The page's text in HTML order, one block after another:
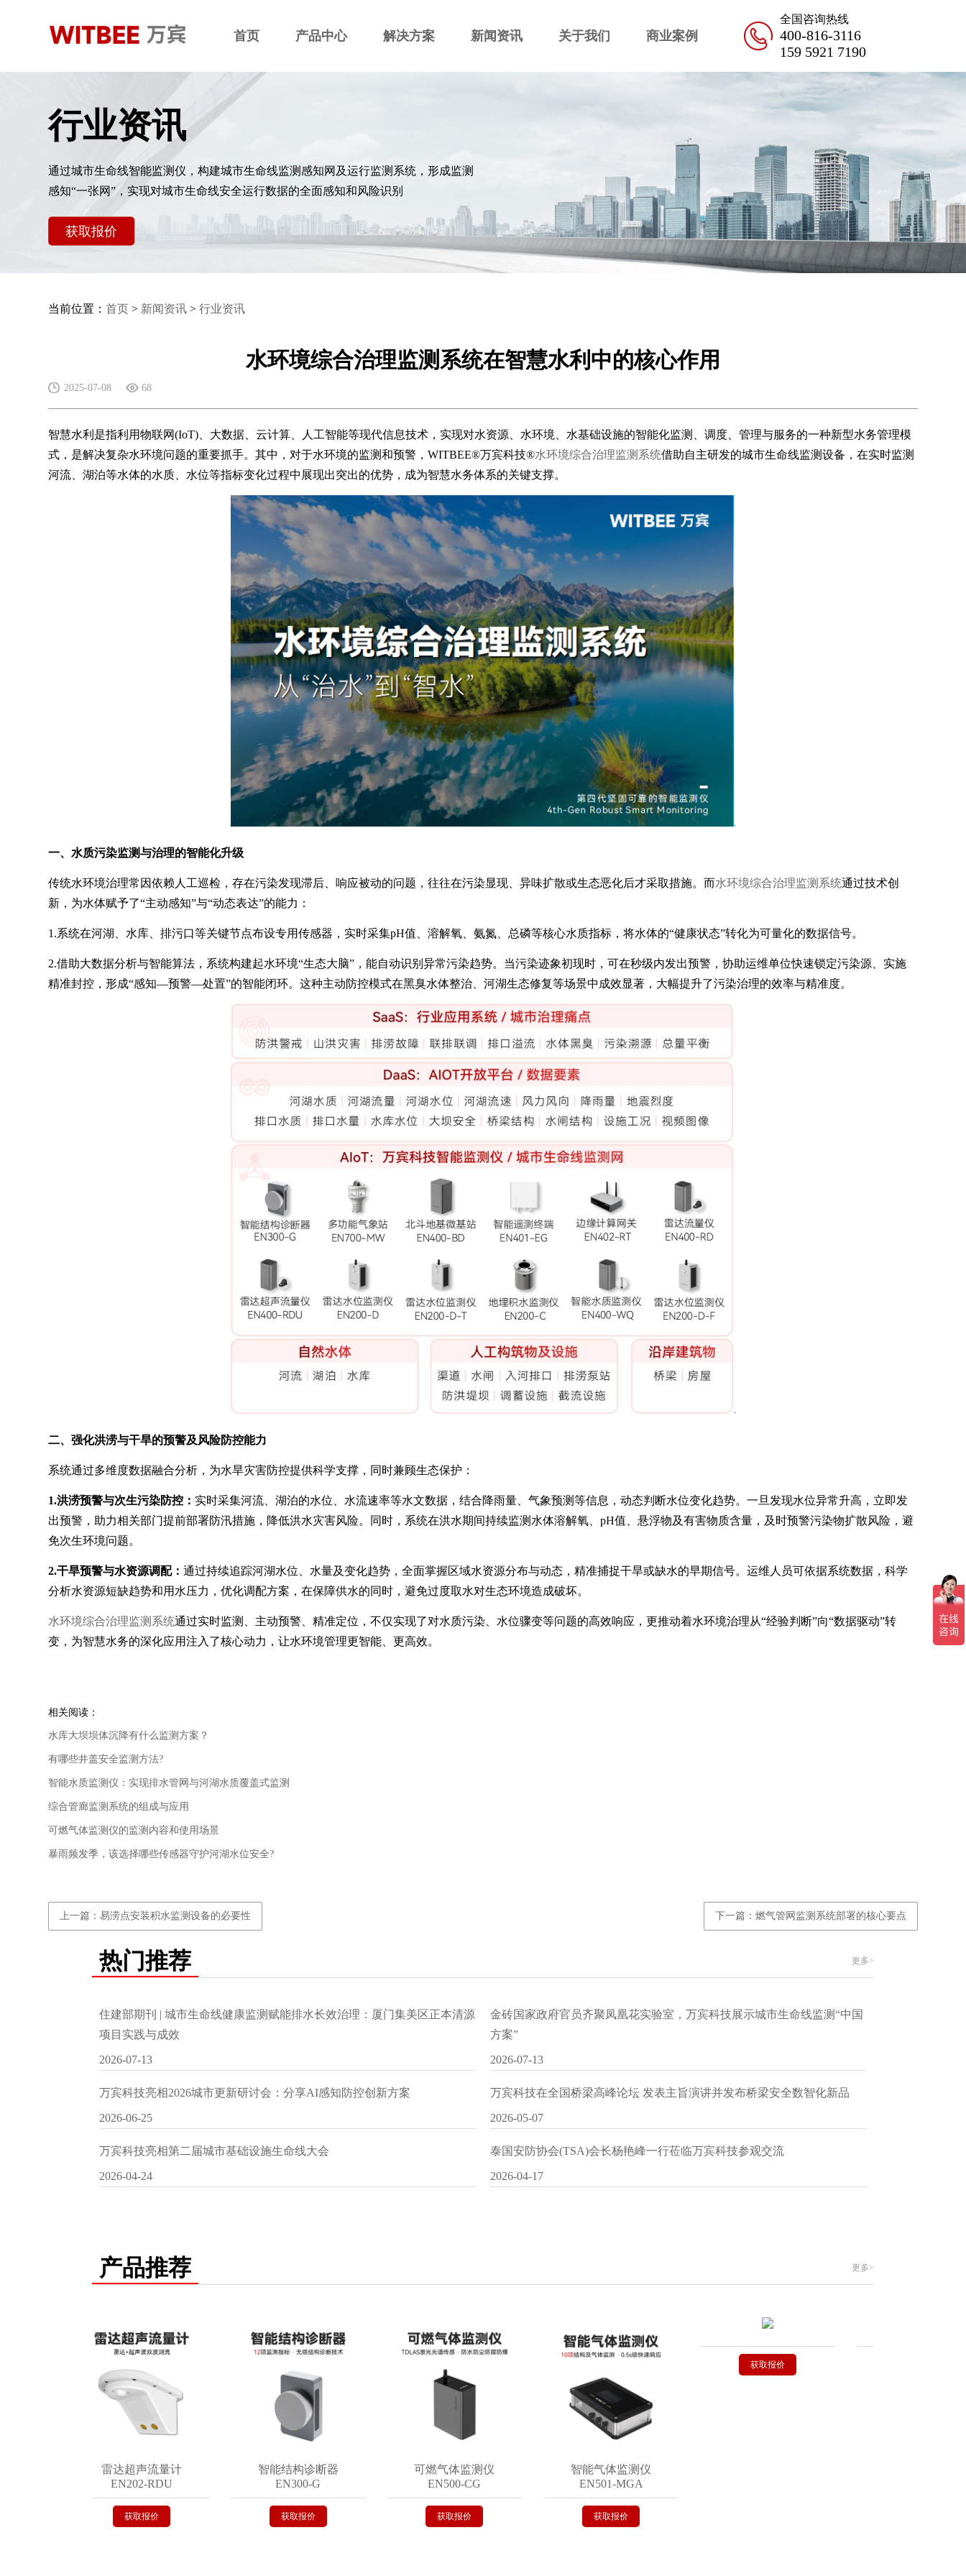
首页 产品中心 解决方案 新闻资讯 关于我们 商业案例
全国咨询热线
400-816-3116
159 5921 7190
行业资讯
通过城市生命线智能监测仪，构建城市生命线监测感知网及运行监测系统，形成监测
感知“一张网”，实现对城市生命线安全运行数据的全面感知和风险识别
获取报价
当前位置：首页 > 新闻资讯 >行业资讯
水环境综合治理监测系统在智慧水利中的核心作用
2025-07-08 68
智慧水利 是指利用物联网(IoT)、大数据、云计算、人工智能等现代信息技术，实现对水资源、水环境、水基础设施的智能化监测、调度、管理与服务的一种新型水务管理模
式，是解决复杂水环境问题的重要抓手。其中，对于水环境的监测和预警，WITBEE®万宾科技®水环境综合治理监测系统借助自主研发的城市生命线监测设备，在实时监测
河流、湖泊等水体的水质、水位等指标变化过程中展现出突出的优势，成为智慧水务体系的关键支撑。
一、水质污染监测与治理的智能化升级
传统水环境治理常因依赖人工巡检，存在污染发现滞后、响应被动的问题，往往在污染显现、异味扩散或生态恶化后才采取措施。而水环境综合治理监测系统通过技术创
新，为水体赋予了“主动感知”与“动态表达”的能力：
1.系统在河湖、水库、排污口等关键节点布设专用传感器，实时采集pH值、溶解氧、氨氮、总磷等核心水质指标，将水体的“健康状态”转化为可量化的数据信号。
2.借助大数据分析与智能算法，系统构建起水环境“生态大脑”，能自动识别异常污染趋势。当污染迹象初现时，可在秒级内发出预警，协助运维单位快速锁定污染源、实施
精准封控，形成“感知—预警—处置”的智能闭环。这种主动防控模式在黑臭水体整治、河湖生态修复等场景中成效显著，大幅提升了污染治理的效率与精准度。
二、强化洪涝与干旱的预警及风险防控能力
系统通过多维度数据融合分析，为水旱灾害防控提供科学支撑，同时兼顾生态保护：
1.洪涝预警与次生污染防控： 实时采集河流、湖泊的水位、水流速率等水文数据，结合降雨量、气象预测等信息，动态判断水位变化趋势。一旦发现水位异常升高，立即发
出预警，助力相关部门提前部署防汛措施，降低洪水灾害风险。同时，系统在洪水期间持续监测水体溶解氧、pH值、悬浮物及有害物质含量，及时预警污染物扩散风险，避
免次生环境问题。
2.干旱预警与水资源调配：通过持续追踪河湖水位、水量及变化趋势，全面掌握区域水资源分布与动态，精准捕捉干旱或缺水的早期信号。运维人员可依据系统数据，科学
分析水资源短缺趋势和用水压力，优化调配方案，在保障供水的同时，避免过度取水对生态环境造成破坏。
水环境综合治理监测系统通过实时监测、主动预警、精准定位，不仅实现了对水质污染、水位骤变等问题的高效响应，更推动着水环境治理从“经验判断”向“数据驱动”转
变，为智慧水务的深化应用注入了核心动力，让水环境管理更智能、更高效。
相关阅读：
水库大坝坝体沉降有什么监测方案？
有哪些井盖安全监测方法?
智能水质监测仪：实现排水管网与河湖水质覆盖式监测
综合管廊监测系统的组成与应用
可燃气体监测仪的监测内容和使用场景
暴雨频发季，该选择哪些传感器守护河湖水位安全?
上一篇：易涝点安装积水监测设备的必要性 下一篇：燃气管网监测系统部署的核心要点
热门推荐 更多>
住建部期刊 | 城市生命线健康监测赋能排水长效治理：厦门集美区正本清源
项目实践与成效
2026-07-13
金砖国家政府官员齐聚凤凰花实验室，万宾科技展示城市生命线监测“中国
方案”
2026-07-13
万宾科技亮相2026城市更新研讨会：分享AI感知防控创新方案
2026-06-25
万宾科技在全国桥梁高峰论坛 发表主旨演讲并发布桥梁安全数智化新品
2026-05-07
万宾科技亮相第二届城市基础设施生命线大会
2026-04-24
泰国安防协会(TSA)会长杨艳峰一行莅临万宾科技参观交流
2026-04-17
产品推荐 更多>
雷达超声流量计
EN202-RDU
获取报价
智能结构诊断器
EN300-G
获取报价
可燃气体监测仪
EN500-CG
获取报价
智能气体监测仪
EN501-MGA
获取报价
获取报价